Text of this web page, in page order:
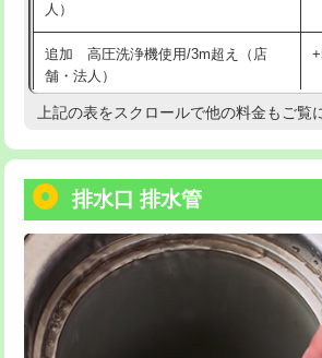
給水管工事※（土の掘削・埋め戻し作
業)
給水管工事※（塩ビ管（VP・HI）使
用/3ｍまで)
用（追加）/3ｍ超え)
給水管工事※（ライニング鋼管・銅
管・ポリ管・HT管使用/3ｍまで)
給水管工事※（ライニング鋼管・銅
管・ポリ管・HT管使用/3ｍ超え)
人）
追加 高圧洗浄機使用/3m超え（店
舗・法人）
高度高圧洗浄換
トーラー機使用/3mまで
追加トーラー機使用/3m超え
カメラ調査
桝清掃
上記の表をスクロールで他の料金もご覧
排水口 排水管